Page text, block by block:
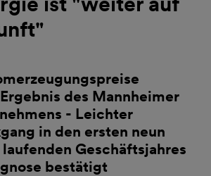
des Mannheimer
- Leichter
in den ersten neun
Geschäftsjahres
bestätigt